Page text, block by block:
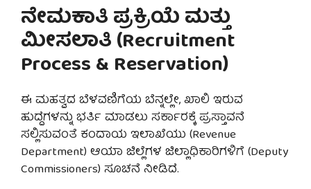
ನೇಮಕಾತಿ ಪ್ರಕ್ರಿಯೆ ಮತ್ತು
ಮೀಸಲಾತಿ (Recruitment
Process & Reservation)
ಈ ಮಹತ್ವದ ಬೆಳವಣಿಗೆಯ ಬೆನ್ನಲ್ಲೇ, ಖಾಲಿ ಇರುವ
ಹುದ್ದೆಗಳನ್ನು ಭರ್ತಿ ಮಾಡಲು ಸರ್ಕಾರಕ್ಕೆ ಪ್ರಸ್ತಾವನೆ
ಸಲ್ಲಿಸುವಂತೆ ಕಂದಾಯ ಇಲಾಖೆಯು (Revenue
Department) ಆಯಾ ಜಿಲ್ಲೆಗಳ ಜಿಲ್ಲಾಧಿಕಾರಿಗಳಿಗೆ (Deputy
Commissioners) ಸೂಚನೆ ನೀಡಿದೆ.